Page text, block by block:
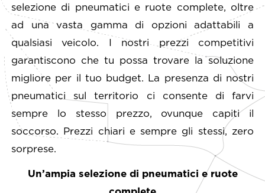
selezione di pneumatici e ruote complete, oltre
ad una vasta gamma di opzioni adattabili a
qualsiasi veicolo. I nostri prezzi competitivi
garantiscono che tu possa trovare la soluzione
migliore per il tuo budget. La presenza di nostri
pneumatici sul territorio ci consente di farvi
sempre lo stesso prezzo, ovunque capiti il
soccorso. Prezzi chiari e sempre gli stessi, zero
sorprese.
Un’ampia selezione di pneumatici e ruote